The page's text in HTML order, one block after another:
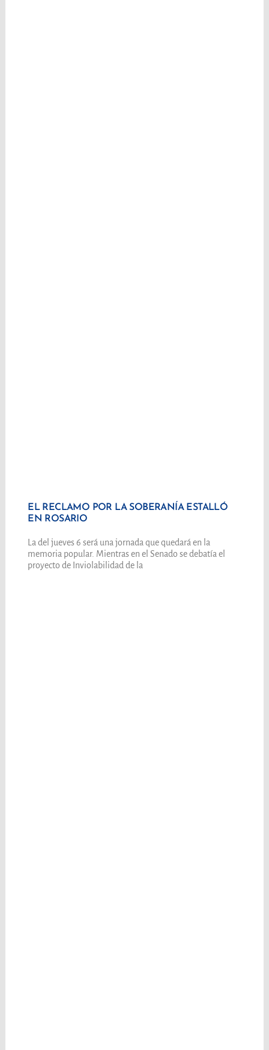
EL RECLAMO POR LA SOBERANÍA ESTALLÓ
EN ROSARIO
La del jueves 6 será una jornada que quedará en la
memoria popular. Mientras en el Senado se debatía el
proyecto de Inviolabilidad de la